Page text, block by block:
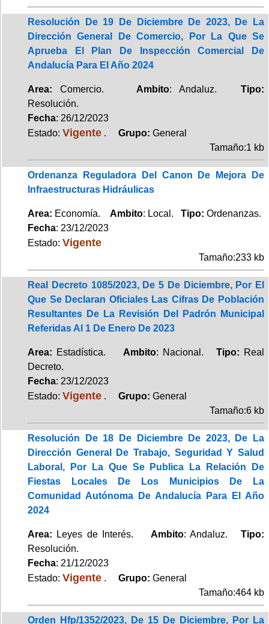
Resolución De 19 De Diciembre De 2023, De La
Dirección General De Comercio, Por La Que Se
Aprueba El Plan De Inspección Comercial De
Andalucía Para El Año 2024
Area: Comercio. Ambito: Andaluz.Tipo:
Resolución.
Fecha: 26/12/2023
Estado: Vigente . Grupo: General
Tamaño:1 kb
Ordenanza Reguladora Del Canon De Mejora De
Infraestructuras Hidráulicas
Area: Economía. Ambito: Local. Tipo: Ordenanzas.
Fecha: 23/12/2023
Estado: Vigente
Tamaño:233 kb
Real Decreto 1085/2023, De 5 De Diciembre, Por El
Que Se Declaran Oficiales Las Cifras De Población
Resultantes De La Revisión Del Padrón Municipal
Referidas Al 1 De Enero De 2023
Area: Estadística. Ambito: Nacional. Tipo: Real
Decreto.
Fecha: 23/12/2023
Estado: Vigente . Grupo: General
Tamaño:6 kb
Resolución De 18 De Diciembre De 2023, De La
Dirección General De Trabajo, Seguridad Y Salud
Laboral, Por La Que Se Publica La Relación De
Fiestas Locales De Los Municipios De La
Comunidad Autónoma De Andalucía Para El Año
2024
Area: Leyes de Interés. Ambito: Andaluz.Tipo:
Resolución.
Fecha: 21/12/2023
Estado: Vigente . Grupo: General
Tamaño:464 kb
Orden Hfp/1352/2023, De 15 De Diciembre, Por La